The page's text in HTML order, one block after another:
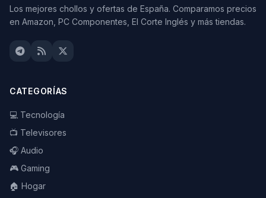
Los mejores chollos y ofertas de España. Comparamos precios
en Amazon, PC Componentes, El Corte Inglés y más tiendas.
CATEGORÍAS
💻 Tecnología
📺 Televisores
🎧 Audio
🎮 Gaming
🏠 Hogar